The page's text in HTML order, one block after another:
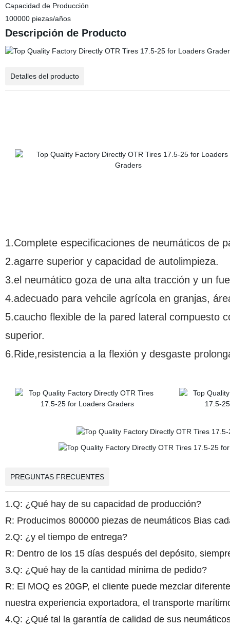
Capacidad de Producción
100000 piezas/años
Descripción de Producto
Detalles del producto
1.Complete especificaciones de neumáticos de
2.agarre superior y capacidad de autolimpieza.
3.el neumático goza de una alta tracción y un
4.adecuado para vehcile agrícola en granjas,
5.caucho flexible de la pared lateral compuesto
superior.
6.Ride,resistencia a la flexión y desgaste
PREGUNTAS FRECUENTES
1.Q: ¿Qué hay de su capacidad de producción?
R: Producimos 800000 piezas de neumáticos Bias
2.Q: ¿y el tiempo de entrega?
R: Dentro de los 15 días después del depósito,
3.Q: ¿Qué hay de la cantidad mínima de pedido?
R: El MOQ es 20GP, el cliente puede mezclar
nuestra experiencia exportadora, el transporte
4.Q: ¿Qué tal la garantía de calidad de sus